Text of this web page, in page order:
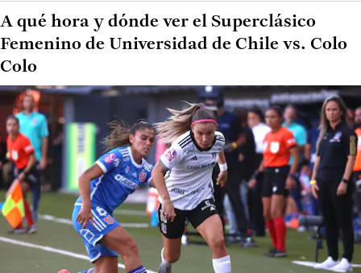
A qué hora y dónde ver el Superclásico
Femenino de Universidad de Chile vs. Colo
Colo